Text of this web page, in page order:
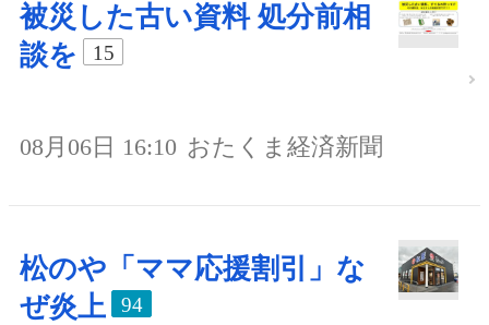
被災した古い資料 処分前相
談を
15
08月06日 16:10 おたくま経済新聞
松のや「ママ応援割引」な
ぜ炎上
94